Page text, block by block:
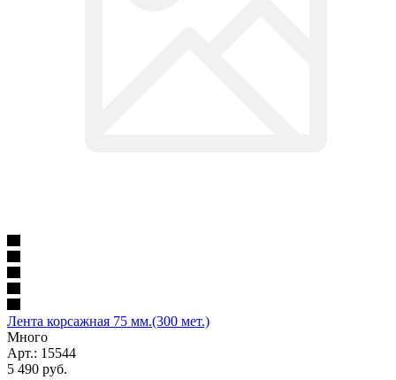
Лента корсажная 75 мм.(300 мет.)
Много
Арт.: 15544
5 490 руб.